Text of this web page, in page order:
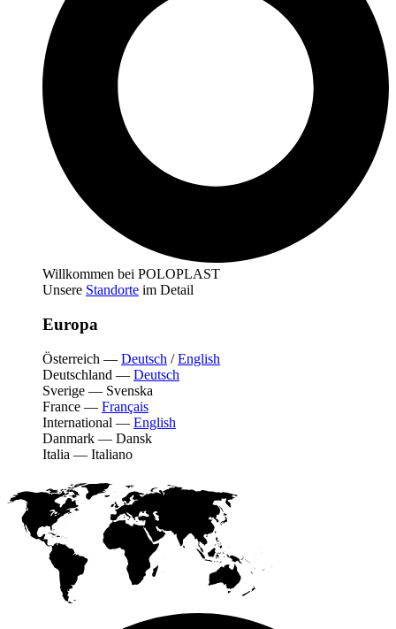
Willkommen bei POLOPLAST
Unsere Standorte im Detail
Europa
Österreich — Deutsch /English
Deutschland — Deutsch
Sverige — Svenska
France — Français
International — English
Danmark — Dansk
Italia — Italiano